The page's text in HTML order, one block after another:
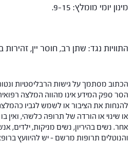
מינון יומי מומלץ: 9-15.
התוויות נגד: שתן רב, חוסר יין, זהירות
הכתוב מסתמך על גישות הרבליסטיות
הסר ספק המידע אינו מהווה המלצה
להנחות את הציבור או לשמש לגביו
או שינוי או הורדה של תרופה כלשהי, ואין
אחר. נשים בהיריון, נשים מניקות, ילדים,
והנוטלים תרופות מרשם – יש להיוועץ